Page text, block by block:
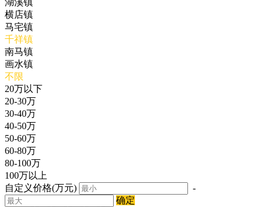
湖溪镇
横店镇
马宅镇
千祥镇
南马镇
画水镇
不限
20万以下
20-30万
30-40万
40-50万
50-60万
60-80万
80-100万
100万以上
自定义价格(万元)
-
确定